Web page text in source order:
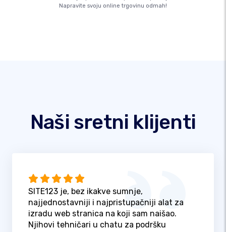
Napravite svoju online trgovinu odmah!
Naši sretni klijenti
SITE123 je, bez ikakve sumnje,
najjednostavniji i najpristupačniji alat za
izradu web stranica na koji sam naišao.
Njihovi tehničari u chatu za podršku